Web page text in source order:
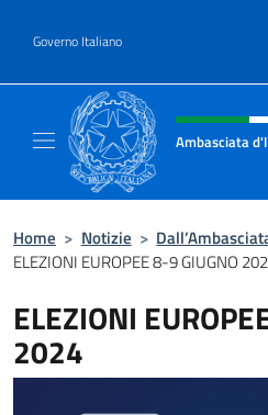
Governo Italiano
Intestazione sito,
Ambasciata
Home > Notizie >
ELEZIONI EUROPEE 8-9 GIUGNO
ELEZIONI
2024